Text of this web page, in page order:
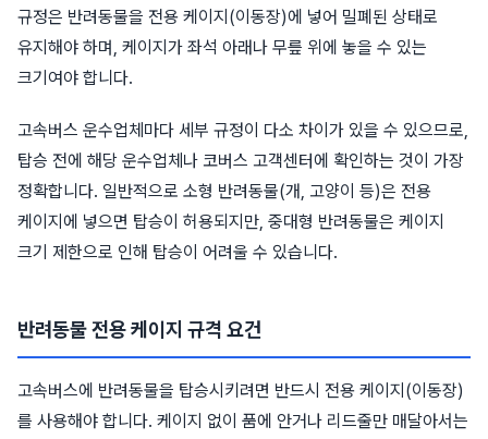
규정은 반려동물을 전용 케이지(이동장)에 넣어 밀폐된 상태로
유지해야 하며, 케이지가 좌석 아래나 무릎 위에 놓을 수 있는
크기여야 합니다.
고속버스 운수업체마다 세부 규정이 다소 차이가 있을 수 있으므로,
탑승 전에 해당 운수업체나 코버스 고객센터에 확인하는 것이 가장
정확합니다. 일반적으로 소형 반려동물(개, 고양이 등)은 전용
케이지에 넣으면 탑승이 허용되지만, 중대형 반려동물은 케이지
크기 제한으로 인해 탑승이 어려울 수 있습니다.
반려동물 전용 케이지 규격 요건
고속버스에 반려동물을 탑승시키려면 반드시 전용 케이지(이동장)
를 사용해야 합니다. 케이지 없이 품에 안거나 리드줄만 매달아서는